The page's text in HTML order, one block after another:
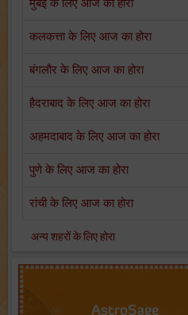
मुंबई के लिए आज का होरा
कलकत्ता के लिए आज का होरा
बंगलौर के लिए आज का होरा
हैदराबाद के लिए आज का होरा
अहमदाबाद के लिए आज का होरा
पुणे के लिए आज का होरा
रांची के लिए आज का होरा
अन्य शहरों के लिए होरा